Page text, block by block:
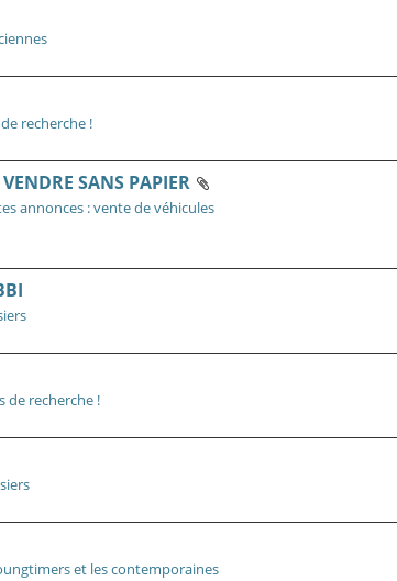
recherche !
SANS PAPIER
annonces : vente de véhicules
de recherche !
et les contemporaines